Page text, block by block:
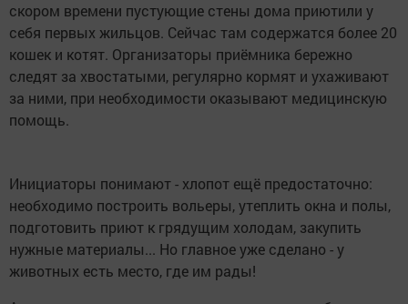
скором времени пустующие стены дома приютили у
себя первых жильцов. Сейчас там содержатся более 20
кошек и котят. Организаторы приёмника бережно
следят за хвостатыми, регулярно кормят и ухаживают
за ними, при необходимости оказывают медицинскую
помощь.
Инициаторы понимают - хлопот ещё предостаточно:
необходимо построить вольеры, утеплить окна и полы,
подготовить приют к грядущим холодам, закупить
нужные материалы... Но главное уже сделано - у
животных есть место, где им рады!